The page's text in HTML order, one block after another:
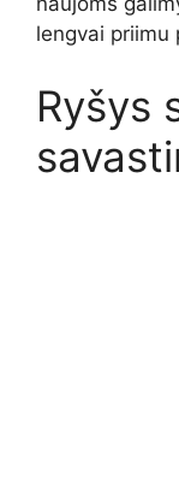
lengvai priimu
Ryšys